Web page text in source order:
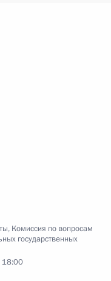
, Комиссия по вопросам
государственных
18:00